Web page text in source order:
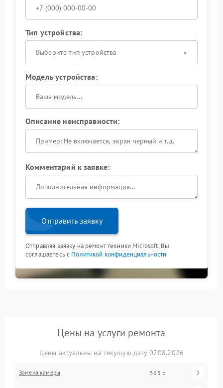
Тип устройства:
Выберите тип устройства
Модель устройства:
Описание неисправности:
Комментарий к заявке:
Отправить заявку
Отправляя заявку на ремонт техники Microsoft, Вы
соглашаетесь с Политикой конфиденциальности
Цены на услуги ремонта
Цены актуальны на текущую дату 07.08.2026
Замена камеры 565 р